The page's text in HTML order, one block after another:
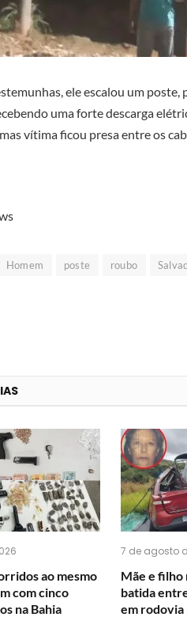
ele escalou um
uma forte descarga
vítima ficou presa entre os
Homem poste roubo
ao mesmo
com cinco
na Bahia
7 de agosto
Mãe e filho
batida
em rodovia